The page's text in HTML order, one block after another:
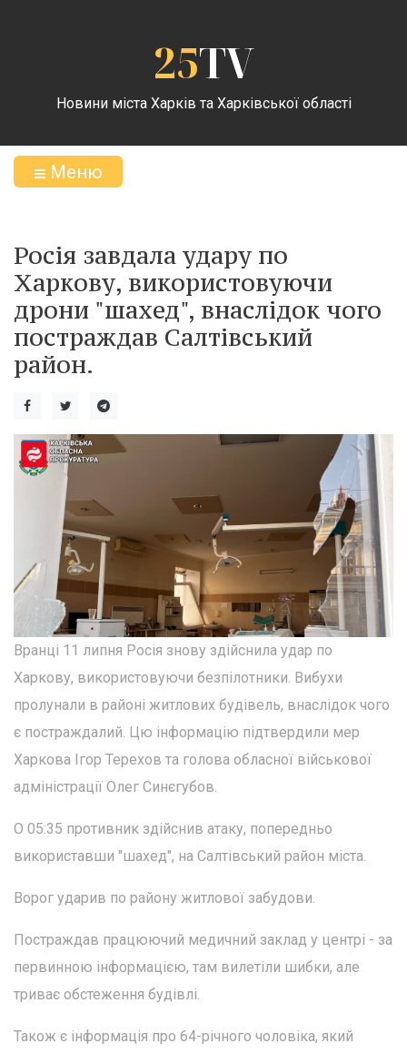
25TV
Новини міста Харків та Харківської області
Меню
Росія завдала удару по
Харкову, використовуючи
дрони "шахед", внаслідок чого
постраждав Салтівський
район.
Вранці 11 липня Росія знову здійснила удар по
Харкову, використовуючи безпілотники. Вибухи
пролунали в районі житлових будівель, внаслідок чого
є постраждалий. Цю інформацію підтвердили мер
Харкова Ігор Терехов та голова обласної військової
адміністрації Олег Синєгубов.
О 05:35 противник здійснив атаку, попередньо
використавши "шахед", на Салтівський район міста.
Ворог ударив по району житлової забудови.
Постраждав працюючий медичний заклад у центрі - за
первинною інформацією, там вилетіли шибки, але
триває обстеження будівлі.
Також є інформація про 64-річного чоловіка, який